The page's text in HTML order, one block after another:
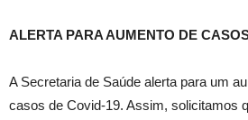
ALERTA PARA AUMENTO DE
A Secretaria de Saúde alerta para um
casos de Covid-19. Assim, solicitamos